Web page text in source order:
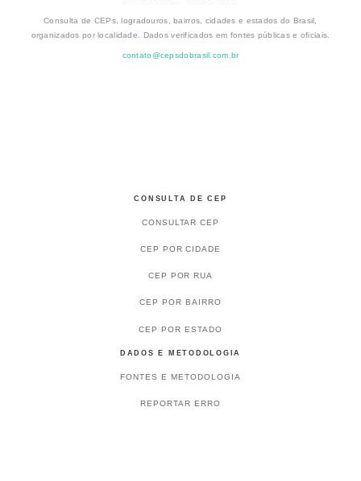
Consulta de CEPs, logradouros, bairros, cidades e estados do Brasil,
organizados por localidade. Dados verificados em fontes públicas e oficiais.
contato@cepsdobrasil.com.br
CONSULTA DE CEP
CONSULTAR CEP
CEP POR CIDADE
CEP POR RUA
CEP POR BAIRRO
CEP POR ESTADO
DADOS E METODOLOGIA
FONTES E METODOLOGIA
REPORTAR ERRO